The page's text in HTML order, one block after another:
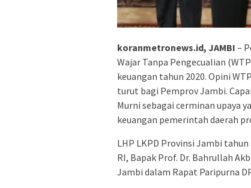
koranmetronews.id, JAMBI –
Wajar Tanpa Pengecualian
keuangan tahun 2020. Opini
turut bagi Pemprov Jambi.
Murni sebagai cerminan upaya
keuangan pemerintah daerah
LHP LKPD Provinsi Jambi
RI, Bapak Prof. Dr. Bahrullah
Jambi dalam Rapat Paripurna